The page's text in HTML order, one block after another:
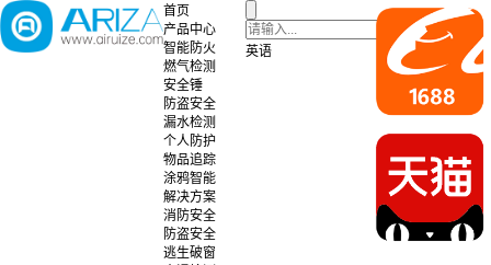
首页
产品中心
智能防火
燃气检测
安全锤
防盗安全
漏水检测
个人防护
物品追踪
涂鸦智能
解决方案
消防安全
防盗安全
逃生破窗
英语